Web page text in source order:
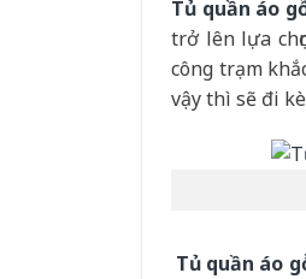
Tủ quần áo
trở lên lựa
công trạm
vậy thì sẽ đi
Tủ quần áo